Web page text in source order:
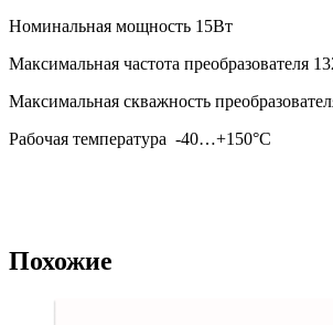
Номинальная мощность 15Вт
Максимальная частота преобразователя
Максимальная скважность
Рабочая температура -40…+150°С
Похожие